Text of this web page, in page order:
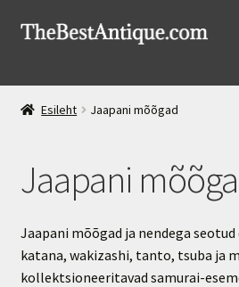
Liigu
Liigu
Esileht
Vene hõbe
Pistodad ja noad
Esileht Jaapani mõõgad
Jaapani
Jaapani mõõgad ja nendega
katana, wakizashi, tanto, tsuba ja
kollektsioneeritavad samurai-